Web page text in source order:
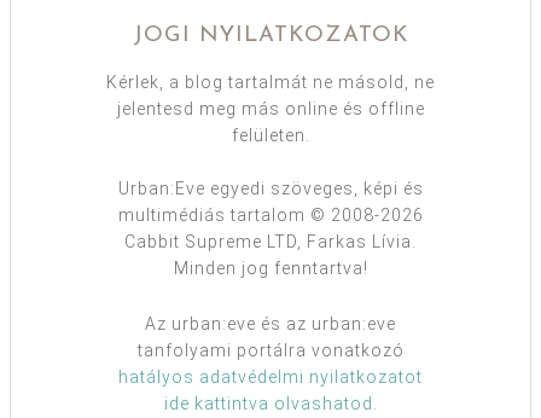
JOGI NYILATKOZATOK
Kérlek, a blog tartalmát ne másold, ne
jelentesd meg más online és offline
felületen.
Urban:Eve egyedi szöveges, képi és
multimédiás tartalom © 2008-2026
Cabbit Supreme LTD, Farkas Lívia.
Minden jog fenntartva!
Az urban:eve és az urban:eve
tanfolyami portálra vonatkozó
hatályos adatvédelmi nyilatkozatot
ide kattintva olvashatod